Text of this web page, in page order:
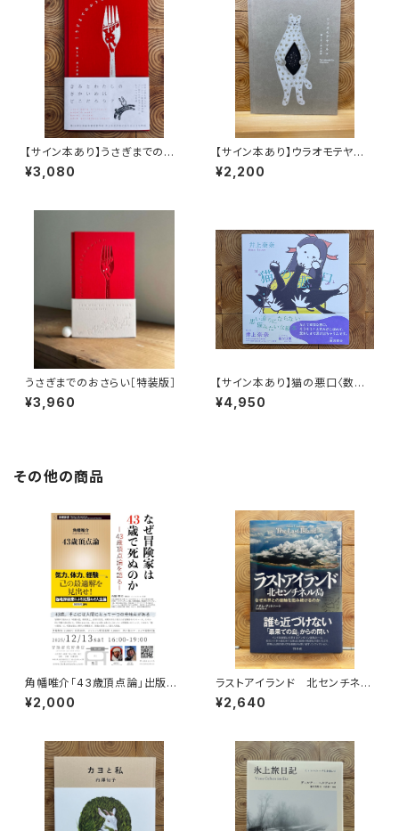
【サイン本あり】うさぎまでのお
さらい［通常版］
¥3,080
【サイン本あり】ウラオモテヤマ
ネコ
¥2,200
うさぎまでのおさらい［特装版］
¥3,960
【サイン本あり】猫の悪口〈数量
限定・オリジナルトート付き〉
¥4,950
その他の商品
角幡唯介「43歳頂点論」出版記
念トークイベント録画視聴権
¥2,000
ラストアイランド 北センチネル
島 なぜ外界との接触を拒み続
けるのか
¥2,640